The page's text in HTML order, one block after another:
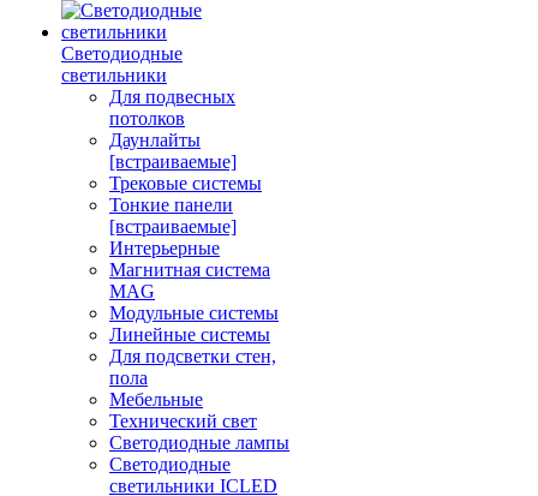
Светодиодные
светильники
Для подвесных
потолков
Даунлайты
[встраиваемые]
Трековые системы
Тонкие панели
[встраиваемые]
Интерьерные
Магнитная система
MAG
Модульные системы
Линейные системы
Для подсветки стен,
пола
Мебельные
Технический свет
Светодиодные лампы
Светодиодные
светильники ICLED